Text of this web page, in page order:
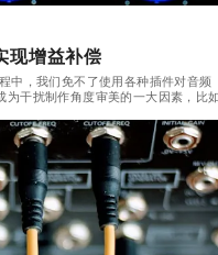
现增益补偿
中，我们免不了使用各种插件对音频
干扰制作角度审美的一大因素，比如